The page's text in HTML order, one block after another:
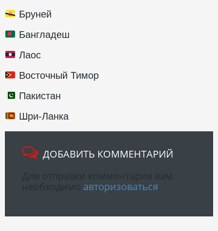
Бруней
Бангладеш
Лаос
Восточный Тимор
Пакистан
Шри-Ланка
ДОБАВИТЬ КОММЕНТАРИЙ
авторизоваться